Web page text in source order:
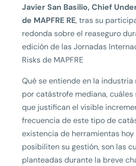
Javier San Basilio, Chief
de MAPFRE RE, tras su
redonda sobre el reaseguro
edición de las Jornadas
Risks de MAPFRE
Qué se entiende en la industria
por catástrofe mediana, cuáles
que justifican el visible
frecuencia de este tipo de
existencia de herramientas
posibiliten su gestión, son las
planteadas durante la breve